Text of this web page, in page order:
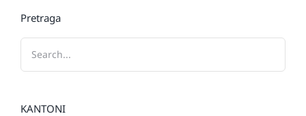
Pretraga
KANTONI